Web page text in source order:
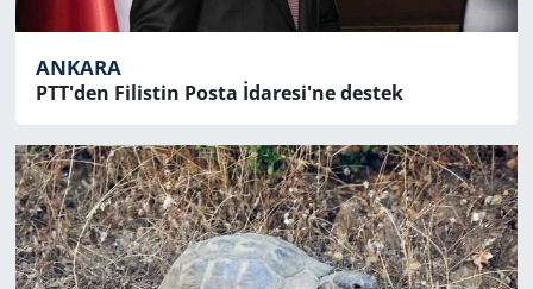
ANKARA
PTT'den Filistin Posta İdaresi'ne destek